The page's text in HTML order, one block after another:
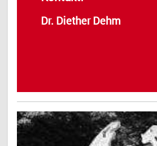
Dr. Diether Dehm